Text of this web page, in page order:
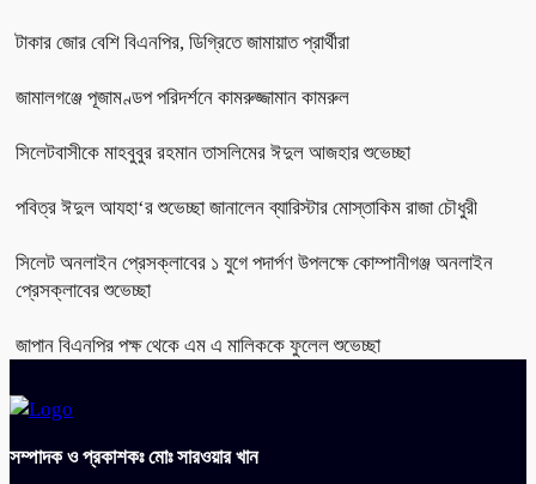
টাকার জোর বেশি বিএনপির, ডিগ্রিতে জামায়াত প্রার্থীরা
জামালগঞ্জে পূজামণ্ডপ পরিদর্শনে কামরুজ্জামান কামরুল
সিলেটবাসীকে মাহবুবুর রহমান তাসলিমের ঈদুল আজহার শুভেচ্ছা
পবিত্র ঈদুল আযহা‘র শুভেচ্ছা জানালেন ব্যারিস্টার মোস্তাকিম রাজা চৌধুরী
সিলেট অনলাইন প্রেসক্লাবের ১ যুগে পদার্পণ উপলক্ষে কোম্পানীগঞ্জ অনলাইন
প্রেসক্লাবের শুভেচ্ছা
জাপান বিএনপির পক্ষ থেকে এম এ মালিককে ফুলেল শুভেচ্ছা
সম্পাদক ও প্রকাশকঃ মোঃ সারওয়ার খান